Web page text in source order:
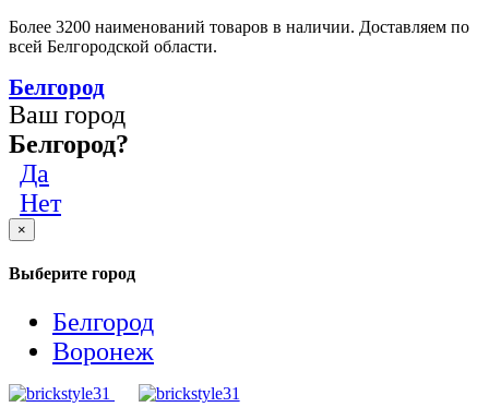
Более 3200 наименований товаров в наличии. Доставляем по
всей Белгородской области.
Белгород
Ваш город
Белгород?
Да
Нет
×
Выберите город
Белгород
Воронеж